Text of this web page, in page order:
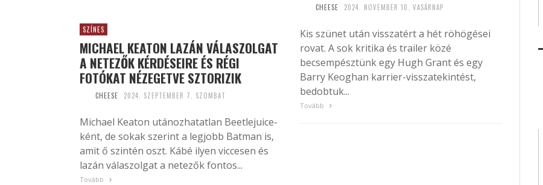
CHEESE 2024. NOVEMBER 10. VASÁRNAP
Kis szünet után visszatért a hét röhögései
rovat. A sok kritika és trailer közé
becsempésztünk egy Hugh Grant és egy
Barry Keoghan karrier-visszatekintést,
bedobtuk...
Tovább
SZÍNES
MICHAEL KEATON LAZÁN VÁLASZOLGAT
A NETEZŐK KÉRDÉSEIRE ÉS RÉGI
FOTÓKAT NÉZEGETVE SZTORIZIK
CHEESE 2024. SZEPTEMBER 7. SZOMBAT
Michael Keaton utánozhatatlan Beetlejuice-
ként, de sokak szerint a legjobb Batman is,
amit ő szintén oszt. Kábé ilyen viccesen és
lazán válaszolgat a netezők fontos...
Tovább